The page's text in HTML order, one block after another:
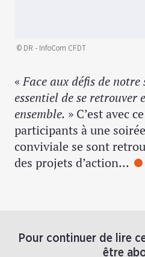
© DR - InfoCom CFDT
«Face aux défis de
essentiel de se
ensemble. » C’est avec
participants à une
conviviale se sont
des projets d’action…
Pour continuer de lire
être